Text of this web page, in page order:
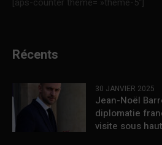
Récents
30 JANVIER 2025
Jean-Noël
diplomatie
visite sous